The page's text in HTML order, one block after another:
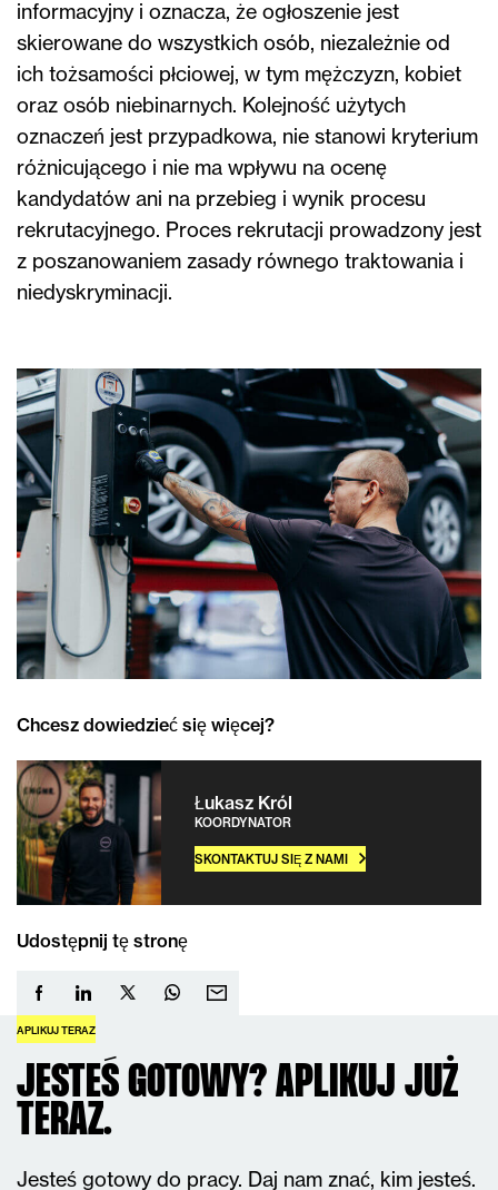
Chcesz dowiedzieć się więcej?
Łukasz Król
KOORDYNATOR
SKONTAKTUJ SIĘ Z NAMI
Udostępnij tę stronę
informacyjny i oznacza, że ogłoszenie jest
skierowane do wszystkich osób, niezależnie od
ich tożsamości płciowej, w tym mężczyzn, kobiet
oraz osób niebinarnych. Kolejność użytych
oznaczeń jest przypadkowa, nie stanowi kryterium
różnicującego i nie ma wpływu na ocenę
kandydatów ani na przebieg i wynik procesu
rekrutacyjnego. Proces rekrutacji prowadzony jest
z poszanowaniem zasady równego traktowania i
niedyskryminacji.
APLIKUJ TERAZ
JESTEŚ GOTOWY? APLIKUJ JUŻ
TERAZ.
Jesteś gotowy do pracy. Daj nam znać, kim jesteś.